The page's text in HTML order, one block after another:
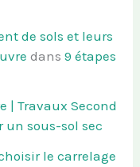
de sols et leurs
dans9 étapes
| Travaux Second
un sous-sol sec
le carrelage